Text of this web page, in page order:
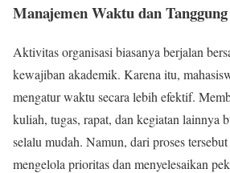
Manajemen Waktu dan
Aktivitas organisasi biasanya berjalan
kewajiban akademik. Karena itu,
mengatur waktu secara lebih efektif.
kuliah, tugas, rapat, dan kegiatan lainnya
selalu mudah. Namun, dari proses
mengelola prioritas dan menyelesaikan